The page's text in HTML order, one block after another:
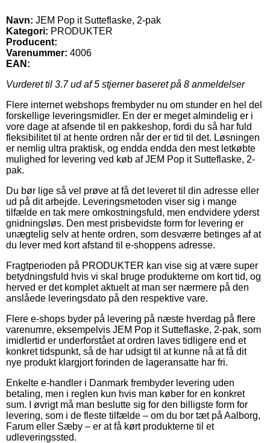
Navn: JEM Pop it Sutteflaske, 2-pak
Kategori: PRODUKTER
Producent:
Varenummer: 4006
EAN:
Vurderet til 3.7ud af 5 stjerner baseret på 8 anmeldelser
Flere internet webshops frembyder nu om stunder en hel del
forskellige leveringsmidler. En der er meget almindelig er i
vore dage at afsende til en pakkeshop, fordi du så har fuld
fleksibilitet til at hente ordren når der er tid til det. Løsningen
er nemlig ultra praktisk, og endda endda den mest letkøbte
mulighed for levering ved køb af JEM Pop it Sutteflaske, 2-
pak.
Du bør lige så vel prøve at få det leveret til din adresse eller
ud på dit arbejde. Leveringsmetoden viser sig i mange
tilfælde en tak mere omkostningsfuld, men endvidere yderst
gnidningsløs. Den mest prisbevidste form for levering er
unægtelig selv at hente ordren, som desværre betinges af at
du lever med kort afstand til e-shoppens adresse.
Fragtperioden på PRODUKTER kan vise sig at være super
betydningsfuld hvis vi skal bruge produkterne om kort tid, og
herved er det komplet aktuelt at man ser nærmere på den
anslåede leveringsdato på den respektive vare.
Flere e-shops byder på levering på næste hverdag på flere
varenumre, eksempelvis JEM Pop it Sutteflaske, 2-pak, som
imidlertid er underforstået at ordren laves tidligere end et
konkret tidspunkt, så de har udsigt til at kunne nå at få dit
nye produkt klargjort forinden de lageransatte har fri.
Enkelte e-handler i Danmark frembyder levering uden
betaling, men i reglen kun hvis man køber for en konkret
sum. I øvrigt må man beslutte sig for den billigste form for
levering, som i de fleste tilfælde – om du bor tæt på Aalborg,
Farum eller Sæby – er at få kørt produkterne til et
udleveringssted.